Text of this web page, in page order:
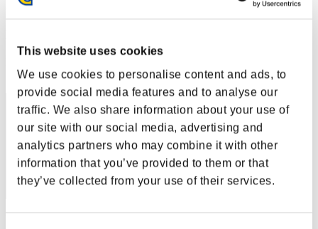
This website uses cookies
We use cookies to personalise content and ads, to
provide social media features and to analyse our
traffic. We also share information about your use of
our site with our social media, advertising and
analytics partners who may combine it with other
information that you’ve provided to them or that
they’ve collected from your use of their services.
(Los rankings se actualizan cada 6 horas.)
11